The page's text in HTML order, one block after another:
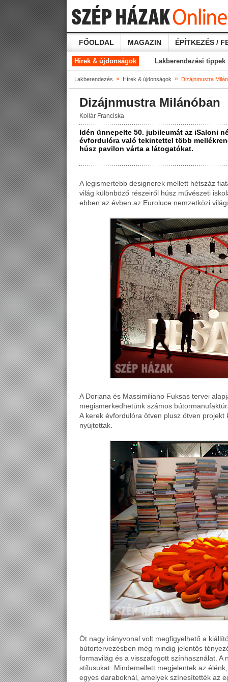
FŐOLDAL MAGAZIN ÉPÍTKEZÉS /
Hírek & újdonságok Lakberendezési tippek
Lakberendezés » Hírek & újdonságok » Dizájnmustra
Dizájnmustra Milánóban
Kollár Franciska
Idén ünnepelte 50. jubileumát az iSaloni
évfordulóra való tekintettel több
húsz pavilon várta a látogatókat.
A legismertebb designerek mellett hétszáz
világ különböző részeiről húsz művészeti
ebben az évben az Euroluce nemzetközi
A Doriana és Massimiliano Fuksas tervei
megismerkedhetünk számos
A kerek évfordulóra ötven plusz ötven
nyújtottak.
Öt nagy irányvonal volt megfigyelhető a
bútortervezésben még mindig jelentős
formavilág és a visszafogott színhasználat. A
stílusukat. Mindemellett megjelentek az
egyes daraboknál, amelyek színesítették az